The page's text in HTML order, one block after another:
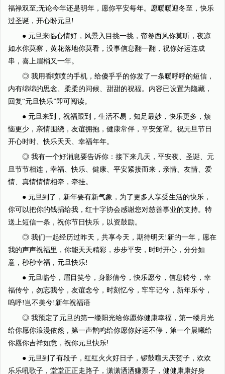
福禄双至;无论今年还是明年，愿你平安每年。愿暖暖迎冬至，快乐
过圣诞，开心盼元旦!
● 元旦来临心情好，风景入目挑一挑，帘卷西风你莫听，夜凉
如水你莫察，黄花落地你莫看，没事信息翻一翻，祝你好运连成
串，喜上眉梢又一年。
◎ 我用香喷喷的手机，给傻乎乎的你发了一条暖呼呼的短信，
内有绵绵的思念、柔柔的问候、甜甜的祝福。内容已设置为隐藏，
回复“元旦快乐”即可阅读。
● 元旦来到，祝福跟到，生活不易，知足最妙，快乐更多，烦
恼更少，亲情围绕，友谊拥抱，健康常伴，平安笼罩。祝元旦节日
开心时时、快乐天天、幸福年年。
◎ 我有一个好消息要告诉你：接下来几天，平安夜、圣诞、元
旦节节相连，幸福、快乐、健康、平安紧接而来，亲情、友情、爱
情、真情情情相牵，牵挂。
● 元旦到了，新年要有新气象，为了更多人享受生活的快乐，
你可以把你的钱捐给我，红十字协会感谢您对慈善事业的支持。特
送上短信一条，祝你节日快乐，以资鼓励。
◎ 我们一起经历过昨天，共享今天，期待明天!新的一年，愿在
我的声声祝福里，你能天天精彩，步步平安，时时开心，分分如
意，秒秒幸福，元旦快乐!
● 元旦临兮，眉目笑兮，身影倩兮，快乐愿兮，信息转兮，幸
福传兮，勿忘我兮，友谊念兮，时刻忆兮，牢牢记兮，新年乐兮，
呜呼!岂不美兮!新年祝福语
◎ 我预定了元旦的第一缕阳光给你愿你健康幸福，第一缕月光
给你愿你浪漫依然，第一声鹊鸣给你愿你好运不停，第一个晨曦给
你愿你吉祥如意，祝你元旦快乐!
● 元旦到了有段子，红红火火好日子，锣鼓喧天庆贺子，欢欢
乐乐吼歌子，堂堂正正走路子，潇潇洒洒赚票子，健健康康好身